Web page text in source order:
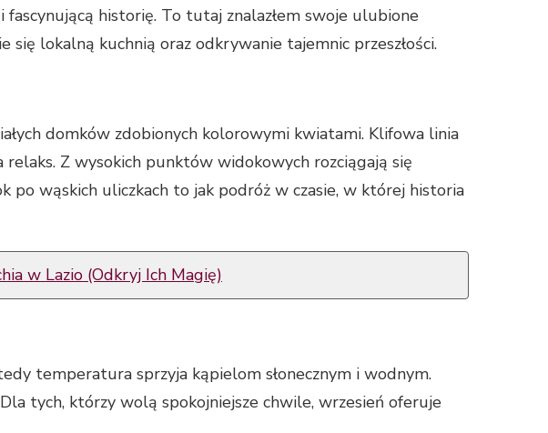
historię. To tutaj znalazłem swoje ulubione
lokalną kuchnią oraz odkrywanie tajemnic przeszłości.
domków zdobionych kolorowymi kwiatami. Klifowa linia
Z wysokich punktów widokowych rozciągają się
po wąskich uliczkach to jak podróż w czasie, w której historia
w Lazio (Odkryj Ich Magię)
temperatura sprzyja kąpielom słonecznym i wodnym.
tych, którzy wolą spokojniejsze chwile, wrzesień oferuje